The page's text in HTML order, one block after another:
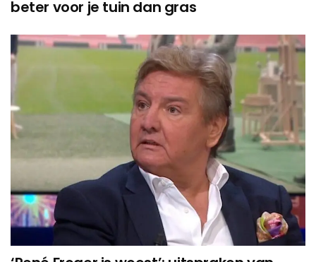
beter voor je tuin dan gras